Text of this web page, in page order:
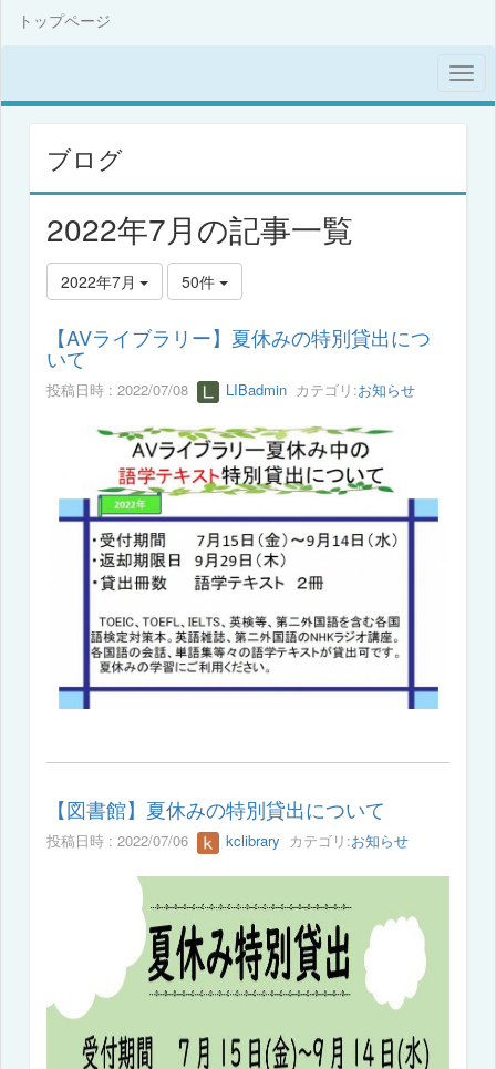
トップページ
ブログ
2022年7月の記事一覧
2022年7月 50件
【AVライブラリー】夏休みの特別貸出につ
いて
投稿日時 : 2022/07/08 LIBadmin カテゴリ:お知らせ
【図書館】夏休みの特別貸出について
投稿日時 : 2022/07/06 kclibrary カテゴリ:お知らせ